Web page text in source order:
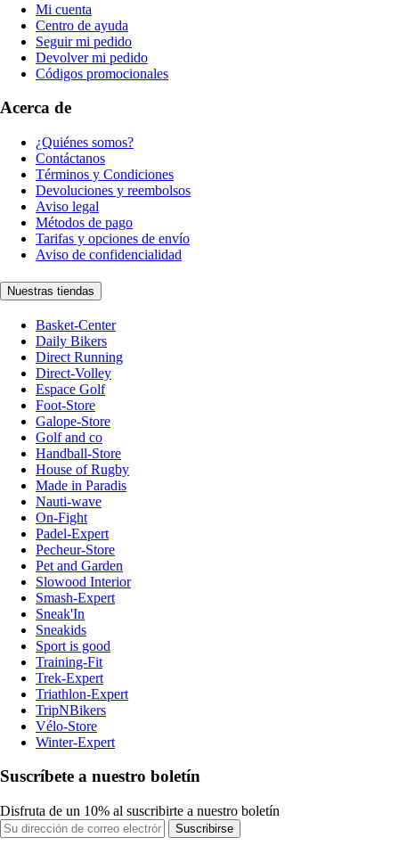
Mi cuenta
Centro de ayuda
Seguir mi pedido
Devolver mi pedido
Códigos promocionales
Acerca de
¿Quiénes somos?
Contáctanos
Términos y Condiciones
Devoluciones y reembolsos
Aviso legal
Métodos de pago
Tarifas y opciones de envío
Aviso de confidencialidad
Nuestras tiendas
Basket-Center
Daily Bikers
Direct Running
Direct-Volley
Espace Golf
Foot-Store
Galope-Store
Golf and co
Handball-Store
House of Rugby
Made in Paradis
Nauti-wave
On-Fight
Padel-Expert
Pecheur-Store
Pet and Garden
Slowood Interior
Smash-Expert
Sneak'In
Sneakids
Sport is good
Training-Fit
Trek-Expert
Triathlon-Expert
TripNBikers
Vélo-Store
Winter-Expert
Suscríbete a nuestro boletín
Disfruta de un 10% al suscribirte a nuestro boletín
Suscribirse